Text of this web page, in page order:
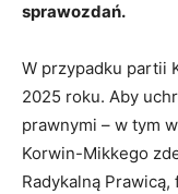
sprawozdań.
W przypadku partii
2025 roku. Aby
prawnymi – w tym
Korwin-Mikkego
Radykalną Prawicą,